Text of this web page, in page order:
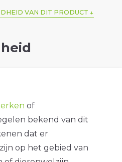
VAN DIT PRODUCT
of
bekend van dit
dat er
op het gebied van